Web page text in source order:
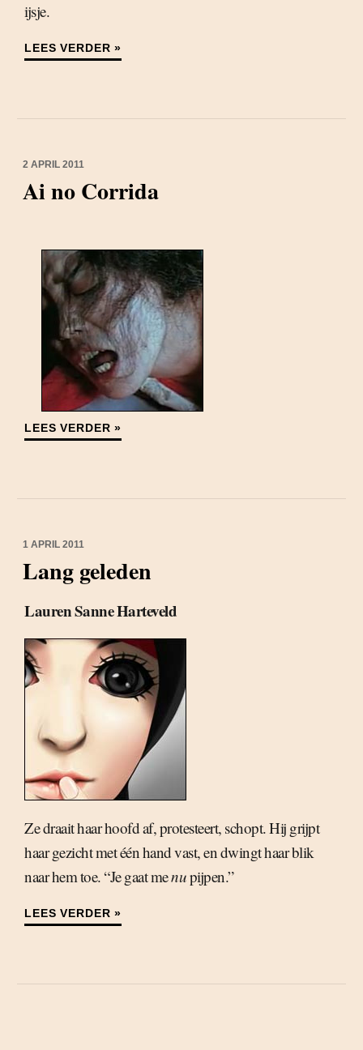
ijsje.
LEES VERDER »
2 APRIL 2011
Ai no Corrida
LEES VERDER »
1 APRIL 2011
Lang geleden
Lauren Sanne Harteveld
Ze draait haar hoofd af, protesteert, schopt. Hij grijpt
haar gezicht met één hand vast, en dwingt haar blik
naar hem toe. “Je gaat menupijpen.”
LEES VERDER »